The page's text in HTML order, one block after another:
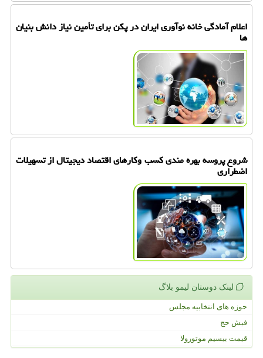
اعلام آمادگی خانه نوآوری ایران در پکن برای تأمین نیاز دانش بنیان
ها
شروع پروسه بهره مندی کسب وکارهای اقتصاد دیجیتال از تسهیلات
اضطراری
لینک دوستان لیمو بلاگ
حوزه های انتخابیه مجلس
فیش حج
قیمت بیسیم موتورولا